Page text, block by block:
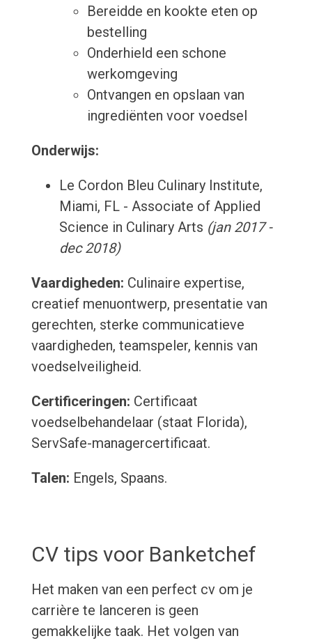
Bereidde en kookte eten op
bestelling
Onderhield een schone
werkomgeving
Ontvangen en opslaan van
ingrediënten voor voedsel
Onderwijs:
Le Cordon Bleu Culinary Institute,
Miami, FL - Associate of Applied
Science in Culinary Arts (jan 2017 -
dec 2018)
Vaardigheden: Culinaire expertise,
creatief menuontwerp, presentatie van
gerechten, sterke communicatieve
vaardigheden, teamspeler, kennis van
voedselveiligheid.
Certificeringen: Certificaat
voedselbehandelaar (staat Florida),
ServSafe-managercertificaat.
Talen: Engels, Spaans.
CV tips voor Banketchef
Het maken van een perfect cv om je
carrière te lanceren is geen
gemakkelijke taak. Het volgen van